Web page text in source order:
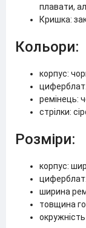
плавати,
Кришка:
Кольори:
корпус:
ремінець:
стрілки:
Розміри:
корпус:
ширина
товщина